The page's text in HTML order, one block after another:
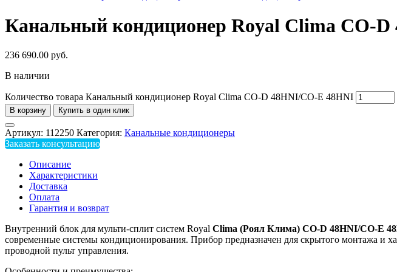
Канальный кондиционер Royal Clima CO-
236 690.00 руб.
В наличии
Количество товара Канальный кондиционер Royal Clima CO-D 48HNI/CO-E 48HNI
В корзину Купить в один клик
Артикул: 112250 Категория: Канальные кондиционеры
Заказать консультацию
Описание
Характеристики
Доставка
Оплата
Гарантия и возврат
Внутренний блок для мульти-сплит систем Royal Clima (Роял Клима) CO-D 48HNI/CO-E
современные системы кондиционирования. Прибор предназначен для скрытого монтажа и
проводной пульт управления.